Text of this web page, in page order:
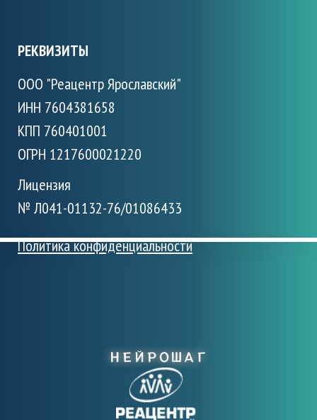
РЕКВИЗИТЫ
ООО "Реацентр Ярославский"
ИНН 7604381658
КПП 760401001
ОГРН 1217600021220
Лицензия
№ Л041-01132-76/01086433
Политика конфиденциальности